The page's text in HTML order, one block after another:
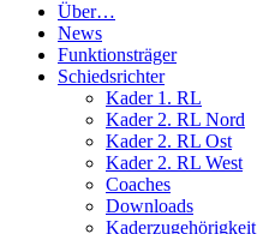
Über…
News
Funktionsträger
Schiedsrichter
Kader 1. RL
Kader 2. RL Nord
Kader 2. RL Ost
Kader 2. RL West
Coaches
Downloads
Kaderzugehörigkeit